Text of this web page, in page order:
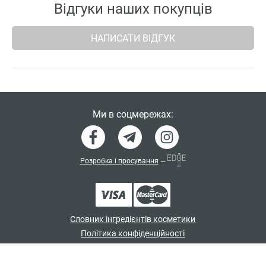
Відгуки наших покупців
НАПИСАТИ ВІДГУК
Словник інгредієнтів косметики
Політика конфіденційності
Ми в соцмережах:
Розробка і просування —